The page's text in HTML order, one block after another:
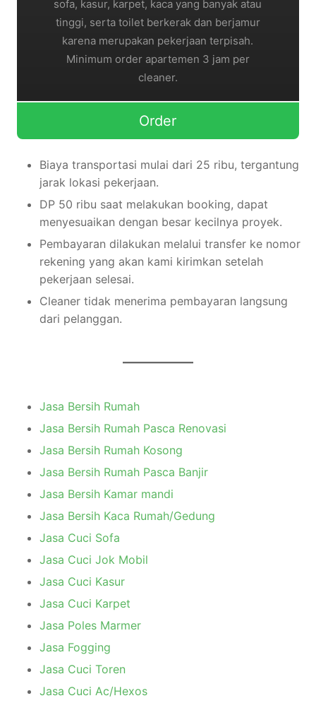
sofa, kasur, karpet, kaca yang banyak atau
tinggi, serta toilet berkerak dan berjamur
karena merupakan pekerjaan terpisah.
Minimum order apartemen 3 jam per
cleaner.
Order
Biaya transportasi mulai dari 25 ribu, tergantung
jarak lokasi pekerjaan.
DP 50 ribu saat melakukan booking, dapat
menyesuaikan dengan besar kecilnya proyek.
Pembayaran dilakukan melalui transfer ke nomor
rekening yang akan kami kirimkan setelah
pekerjaan selesai.
Cleaner tidak menerima pembayaran langsung
dari pelanggan.
Jasa Bersih Rumah
Jasa Bersih Rumah Pasca Renovasi
Jasa Bersih Rumah Kosong
Jasa Bersih Rumah Pasca Banjir
Jasa Bersih Kamar mandi
Jasa Bersih Kaca Rumah/Gedung
Jasa Cuci Sofa
Jasa Cuci Jok Mobil
Jasa Cuci Kasur
Jasa Cuci Karpet
Jasa Poles Marmer
Jasa Fogging
Jasa Cuci Toren
Jasa Cuci Ac/Hexos